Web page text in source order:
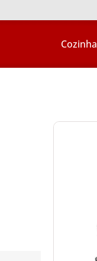
Cozinha